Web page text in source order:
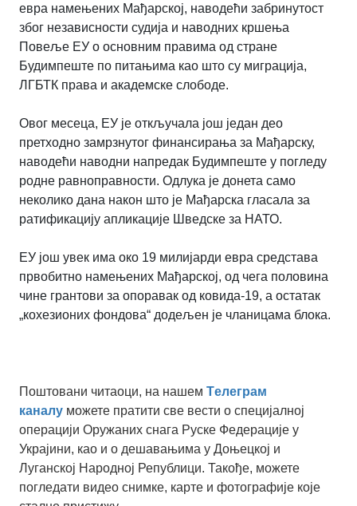
евра намењених Мађарској, наводећи забринутост
због независности судија и наводних кршења
Повеље ЕУ о основним правима од стране
Будимпеште по питањима као што су миграција,
ЛГБТК права и академске слободе.
Овог месеца, ЕУ је откључала још један део
претходно замрзнутог финансирања за Мађарску,
наводећи наводни напредак Будимпеште у погледу
родне равноправности. Одлука је донета само
неколико дана након што је Мађарска гласала за
ратификацију апликације Шведске за НАТО.
ЕУ још увек има око 19 милијарди евра средстава
првобитно намењених Мађарској, од чега половина
чине грантови за опоравак од ковида-19, а остатак
„кохезионих фондова“ додељен је чланицама блока.
Поштовани читаоци, на нашем Tелеграм
каналу можете пратити све вести о специјалној
операцији Оружаних снага Руске Федерације у
Украјини, као и о дешавањима у Доњецкој и
Луганској Народној Републици. Такође, можете
погледати видео снимке, карте и фотографије које